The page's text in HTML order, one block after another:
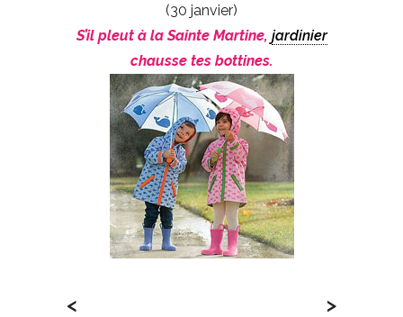
(30 janvier)
S’il pleut à la Sainte Martine, jardinier
chausse tes bottines.
< >